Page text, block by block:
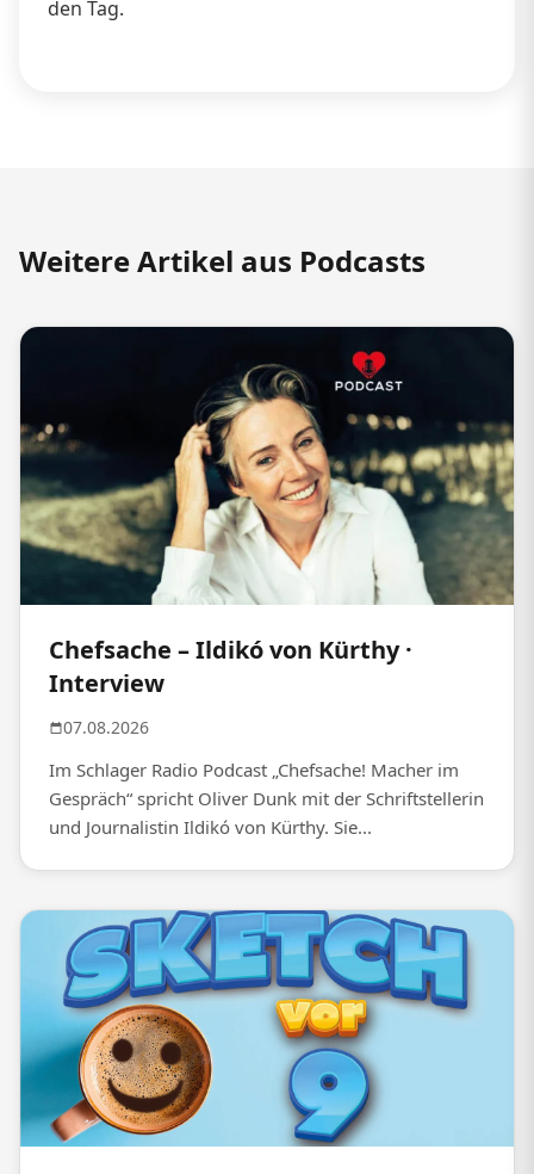
den Tag.
Weitere Artikel aus Podcasts
Chefsache – Ildikó von Kürthy ·
Interview
07.08.2026
Im Schlager Radio Podcast „Chefsache! Macher im
Gespräch“ spricht Oliver Dunk mit der Schriftstellerin
und Journalistin Ildikó von Kürthy. Sie...